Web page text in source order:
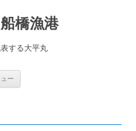
橋漁港
する大平丸
ュー